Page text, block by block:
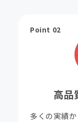
Point 02
高品
多くの実績